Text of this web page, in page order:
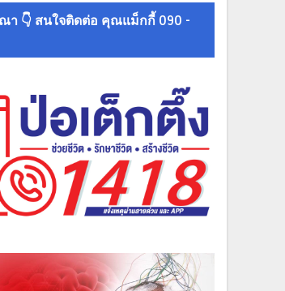
👇 สนใจติดต่อ คุณแม็กกี้ 090 -